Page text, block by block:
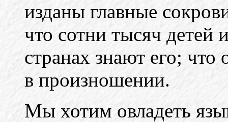
изданы главные
что сотни тысяч детей
странах знают его; что
в произношении.
Мы хотим овладеть